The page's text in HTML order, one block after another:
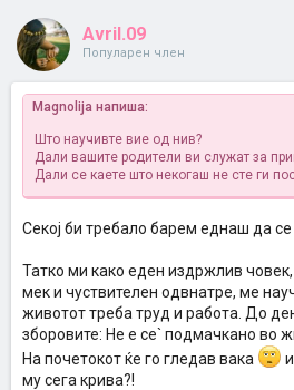
Avril.09
Популарен член
Magnolija напиша:
Што научивте вие од нив?
Дали вашите родители ви служат за
Дали се каете што некогаш не сте ги
Секој би требало барем еднаш да
Татко ми како еден издржлив
мек и чуствителен одвнатре, ме
животот треба труд и работа. До
зборовите: Не е се` подмачкано во
На почетокот ќе го гледав вака
му сега крива?!